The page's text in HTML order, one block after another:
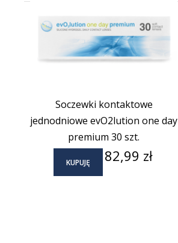
Soczewki kontaktowe
jednodniowe evO2lution one day
premium 30 szt.
KUPUJĘ Cena
82,99 zł